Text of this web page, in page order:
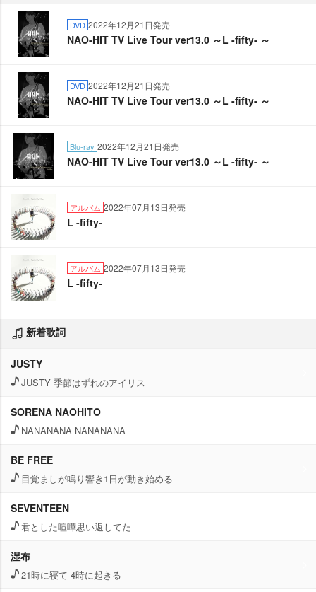
DVD 2022年12月21日発売
NAO-HIT TV Live Tour ver13.0 ～L -fifty- ～
DVD 2022年12月21日発売
NAO-HIT TV Live Tour ver13.0 ～L -fifty- ～
Blu-ray 2022年12月21日発売
NAO-HIT TV Live Tour ver13.0 ～L -fifty- ～
アルバム 2022年07月13日発売
L -fifty-
アルバム 2022年07月13日発売
L -fifty-
新着歌詞
JUSTY
JUSTY 季節はずれのアイリス
SORENA NAOHITO
NANANANA NANANANA
BE FREE
目覚ましが鳴り響き1日が動き始める
SEVENTEEN
君とした喧嘩思い返してた
湿布
21時に寝て 4時に起きる